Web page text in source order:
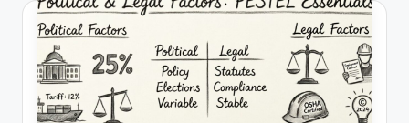
f
t
w
a